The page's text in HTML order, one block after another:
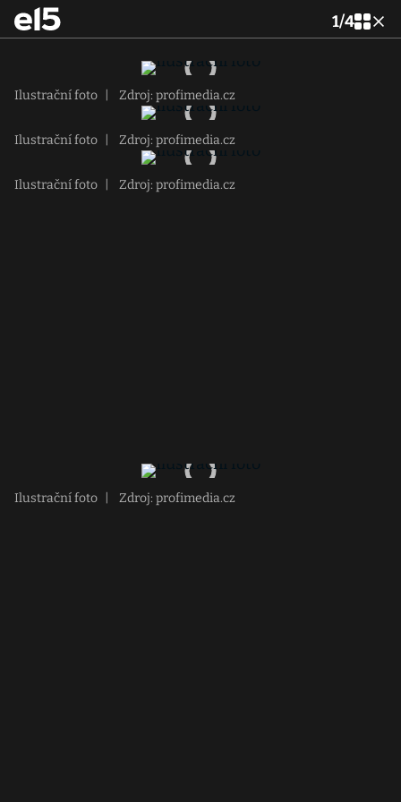
1/4
Ilustrační foto Zdroj: profimedia.cz
Ilustrační foto Zdroj: profimedia.cz
Ilustrační foto Zdroj: profimedia.cz
Ilustrační foto Zdroj: profimedia.cz